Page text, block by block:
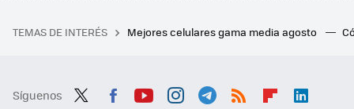
TEMAS DE INTERÉS Mejores celulares gama media agosto
Síguenos